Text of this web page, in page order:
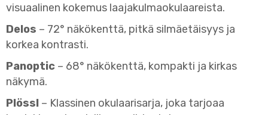
visuaalinen kokemus laajakulmaokulaareista.
Delos – 72° näkökenttä, pitkä silmäetäisyys ja
korkea kontrasti.
Panoptic – 68° näkökenttä, kompakti ja kirkas
näkymä.
Plössl – Klassinen okulaarisarja, joka tarjoaa